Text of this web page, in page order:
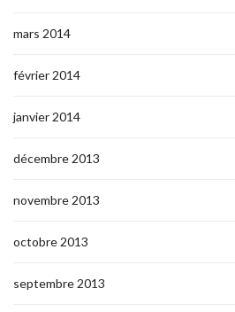
mars 2014
février 2014
janvier 2014
décembre 2013
novembre 2013
octobre 2013
septembre 2013